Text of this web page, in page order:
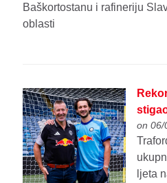
Baškortostanu i rafineriju
oblasti
on 06/
ljeta